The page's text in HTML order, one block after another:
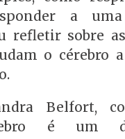
a uma
refletir sobre
o cérebro
Belfort,
é um